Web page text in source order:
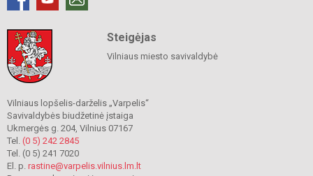
Steigėjas
Vilniaus miesto savivaldybė
Vilniaus lopšelis-darželis „Varpelis“
Savivaldybės biudžetinė įstaiga
Ukmergės g. 204, Vilnius 07167
Tel. (0 5) 242 2845
Tel. (0 5) 241 7020
El. p. rastine@varpelis.vilnius.lm.lt